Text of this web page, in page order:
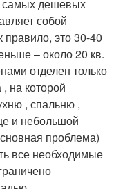
самых дешевых
собой
это 30-40
– около 20 кв.
отделен только
на которой
, спальню ,
и небольшой
проблема)
все необходимые